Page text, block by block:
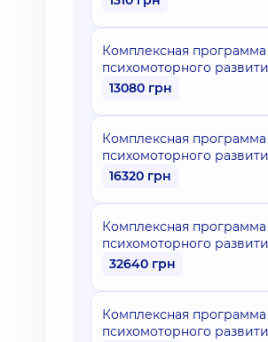
Комплексная
психомоторного
13080 грн
Комплексная
психомоторного
16320 грн
Комплексная
психомоторного
32640 грн
Комплексная
психомоторного